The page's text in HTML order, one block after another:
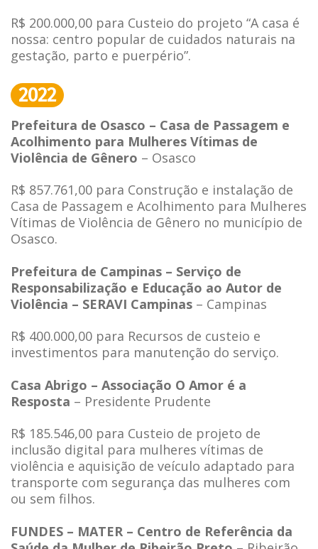
R$ 200.000,00 para Custeio do projeto “A casa é
nossa: centro popular de cuidados naturais na
gestação, parto e puerpério”.
2022
Prefeitura de Osasco – Casa de Passagem e
Acolhimento para Mulheres Vítimas de
Violência de Gênero – Osasco
R$ 857.761,00 para Construção e instalação de
Casa de Passagem e Acolhimento para Mulheres
Vítimas de Violência de Gênero no município de
Osasco.
Prefeitura de Campinas – Serviço de
Responsabilização e Educação ao Autor de
Violência – SERAVI Campinas – Campinas
R$ 400.000,00 para Recursos de custeio e
investimentos para manutenção do serviço.
Casa Abrigo – Associação O Amor é a
Resposta – Presidente Prudente
R$ 185.546,00 para Custeio de projeto de
inclusão digital para mulheres vítimas de
violência e aquisição de veículo adaptado para
transporte com segurança das mulheres com
ou sem filhos.
FUNDES – MATER – Centro de Referência da